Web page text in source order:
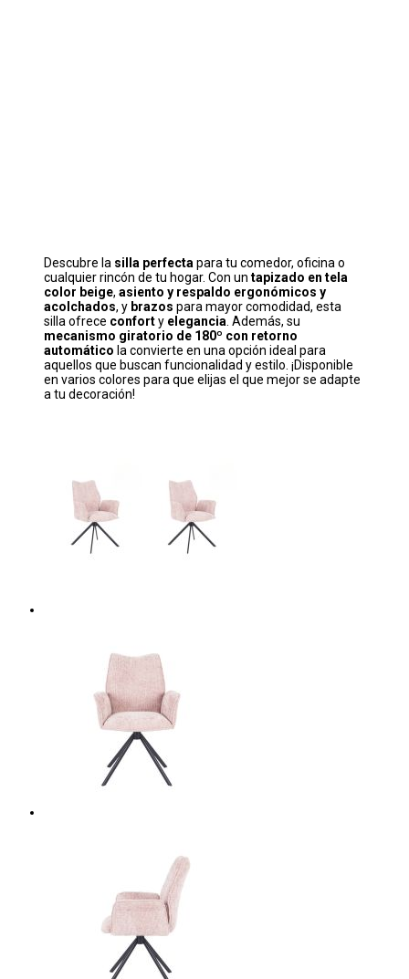
Descubre la silla perfectapara tu comedor, oficina o
cualquier rincón de tu hogar. Con un tapizado en tela
color beige, asiento y respaldo ergonómicos y
acolchados, y brazos para mayor comodidad, esta
silla ofrece conforty elegancia. Además, su
mecanismo giratorio de 180º con retorno
automático la convierte en una opción ideal para
aquellos que buscan funcionalidad y estilo. ¡Disponible
en varios colores para que elijas el que mejor se adapte
a tu decoración!